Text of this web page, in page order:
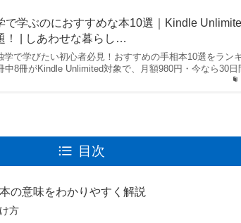
で学ぶのにおすすめな本10選｜Kindle
！ | しあわせな暮らし…
学で学びたい初心者必見！おすすめの手相本10選をラン
中8冊がKindle Unlimited対象で、月額980円・今なら30
目次
の意味をわかりやすく解説
方